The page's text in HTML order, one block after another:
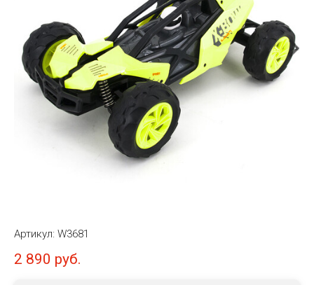
Артикул: W3681
2 890 руб.